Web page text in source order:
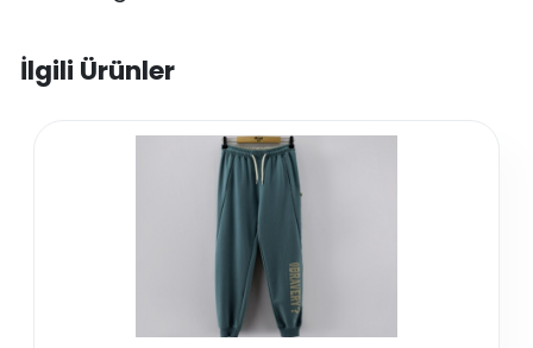
İlgili Ürünler